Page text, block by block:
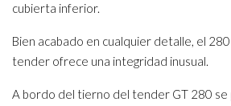
cubierta inferior.
Bien acabado en cualquier detalle, el
tender ofrece una integridad inusual.
A bordo del tierno del tender GT 280 se